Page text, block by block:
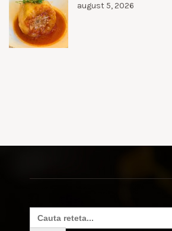
august 5, 2026
Search
for: